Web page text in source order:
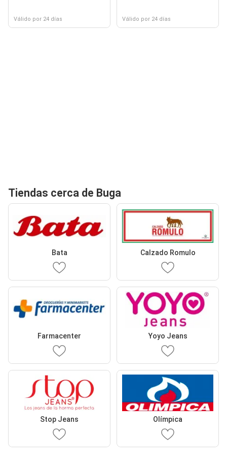
Válido por 24 días Válido por 24 días
Tiendas cerca de Buga
Bata Calzado Romulo
Farmacenter Yoyo Jeans
Stop Jeans Olímpica